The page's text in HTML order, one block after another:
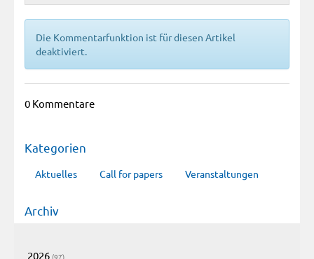
Die Kommentarfunktion ist für diesen Artikel
deaktiviert.
0 Kommentare
Kategorien
Aktuelles Call for papers Veranstaltungen
Archiv
2026 (97)